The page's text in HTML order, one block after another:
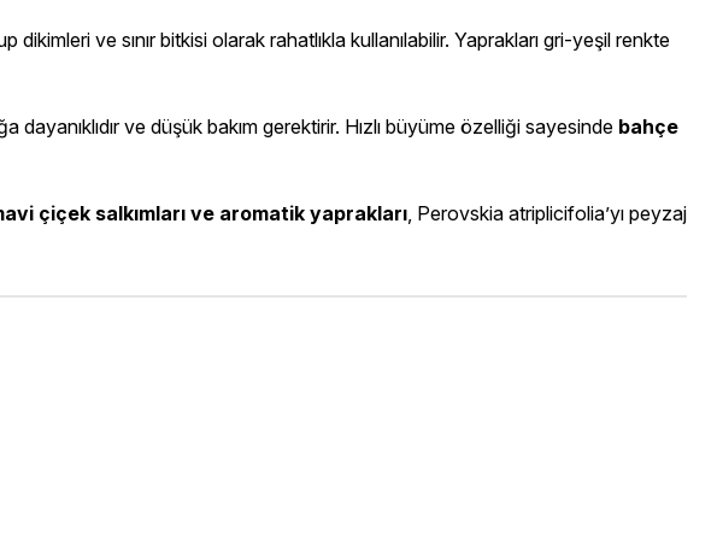
dikimleri ve sınır bitkisi olarak rahatlıkla kullanılabilir. Yaprakları gri-yeşil renkte
ve düşük bakım gerektirir. Hızlı büyüme özelliği sayesinde bahçe
çiçek salkımları ve aromatik yaprakları , Perovskia atriplicifolia’yı peyzaj